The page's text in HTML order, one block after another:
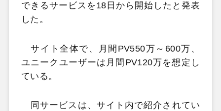
できるサービスを18日から開始したと発表
した。
サイト全体で、月間PV550万～600万、
ユニークユーザーは月間PV120万を想定し
ている。
同サービスは、サイト内で紹介されてい